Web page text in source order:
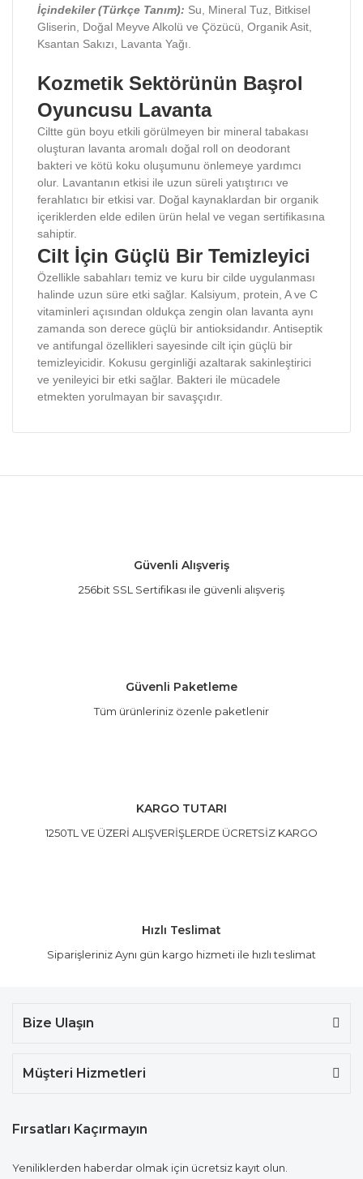
İçindekiler (Türkçe Tanım): Su, Mineral Tuz, Bitkisel
Gliserin, Doğal Meyve Alkolü ve Çözücü, Organik Asit,
Ksantan Sakızı, Lavanta Yağı.
Kozmetik Sektörünün Başrol
Oyuncusu Lavanta
Ciltte gün boyu etkili görülmeyen bir mineral tabakası
oluşturan lavanta aromalı doğal roll on deodorant
bakteri ve kötü koku oluşumunu önlemeye yardımcı
olur. Lavantanın etkisi ile uzun süreli yatıştırıcı ve
ferahlatıcı bir etkisi var. Doğal kaynaklardan bir organik
içeriklerden elde edilen ürün helal ve vegan sertifikasına
sahiptir.
Cilt İçin Güçlü Bir Temizleyici
Özellikle sabahları temiz ve kuru bir cilde uygulanması
halinde uzun süre etki sağlar. Kalsiyum, protein, A ve C
vitaminleri açısından oldukça zengin olan lavanta aynı
zamanda son derece güçlü bir antioksidandır. Antiseptik
ve antifungal özellikleri sayesinde cilt için güçlü bir
temizleyicidir. Kokusu gerginliği azaltarak sakinleştirici
ve yenileyici bir etki sağlar. Bakteri ile mücadele
etmekten yorulmayan bir savaşçıdır.
ve diğer konularda yetersiz gördüğünüz noktaları
Ürün açıklamasında eksik bilgiler bulunuyor.
Ürün bilgilerinde hatalar bulunuyor.
Güvenli Alışveriş
256bit SSL Sertifikası ile güvenli alışveriş
Güvenli Paketleme
Tüm ürünleriniz özenle paketlenir
KARGO TUTARI
1250TL VE ÜZERİ ALIŞVERİŞLERDE ÜCRETSİZ KARGO
Hızlı Teslimat
Siparişleriniz Aynı gün kargo hizmeti ile hızlı teslimat
Bize Ulaşın
Müşteri Hizmetleri
Fırsatları Kaçırmayın
Yeniliklerden haberdar olmak için ücretsiz kayıt olun.